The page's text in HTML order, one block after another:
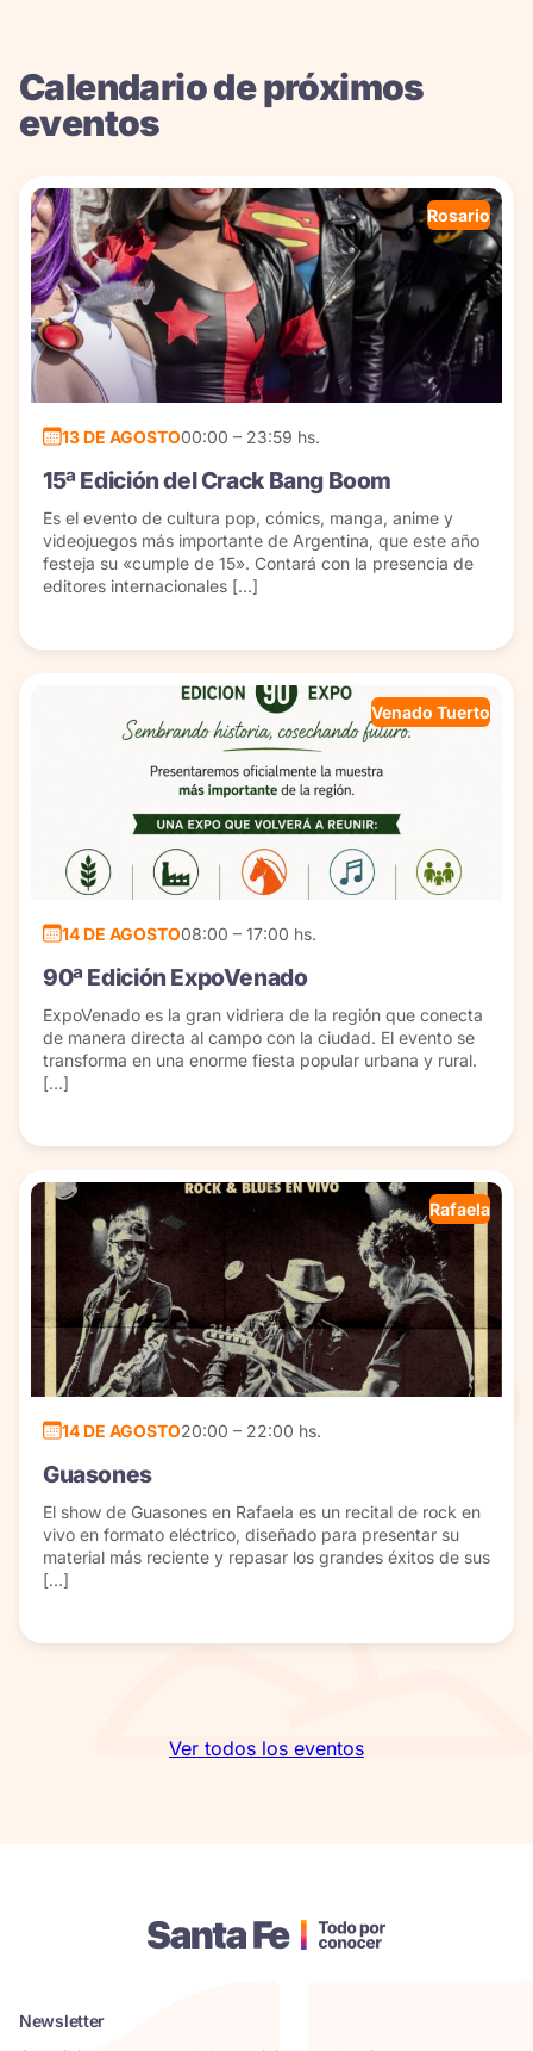
Calendario de próximos
eventos
Ver todos los eventos
Rosario
13 DE AGOSTO00:00 – 23:59 hs.
15ª Edición del Crack Bang Boom
Es el evento de cultura pop, cómics, manga, anime y
videojuegos más importante de Argentina, que este año
festeja su «cumple de 15». Contará con la presencia de
editores internacionales […]
Venado Tuerto
14 DE AGOSTO08:00 – 17:00 hs.
90ª Edición ExpoVenado
ExpoVenado es la gran vidriera de la región que conecta
de manera directa al campo con la ciudad. El evento se
transforma en una enorme fiesta popular urbana y rural.
[…]
Rafaela
14 DE AGOSTO20:00 – 22:00 hs.
Guasones
El show de Guasones en Rafaela es un recital de rock en
vivo en formato eléctrico, diseñado para presentar su
material más reciente y repasar los grandes éxitos de sus
[…]
Newsletter